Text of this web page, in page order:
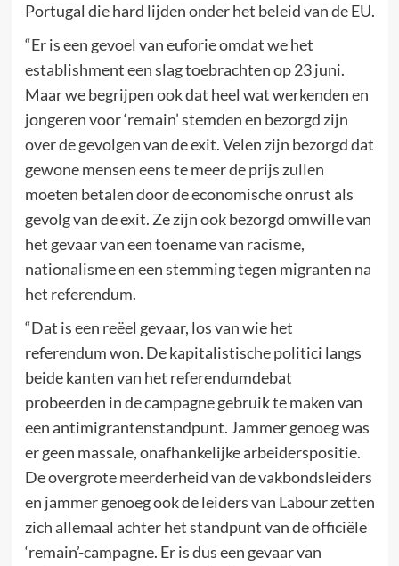
Portugal die hard lijden onder het beleid van de EU.
“Er is een gevoel van euforie omdat we het
establishment een slag toebrachten op 23 juni.
Maar we begrijpen ook dat heel wat werkenden en
jongeren voor ‘remain’ stemden en bezorgd zijn
over de gevolgen van de exit. Velen zijn bezorgd dat
gewone mensen eens te meer de prijs zullen
moeten betalen door de economische onrust als
gevolg van de exit. Ze zijn ook bezorgd omwille van
het gevaar van een toename van racisme,
nationalisme en een stemming tegen migranten na
het referendum.
“Dat is een reëel gevaar, los van wie het
referendum won. De kapitalistische politici langs
beide kanten van het referendumdebat
probeerden in de campagne gebruik te maken van
een antimigrantenstandpunt. Jammer genoeg was
er geen massale, onafhankelijke arbeiderspositie.
De overgrote meerderheid van de vakbondsleiders
en jammer genoeg ook de leiders van Labour zetten
zich allemaal achter het standpunt van de officiële
‘remain’-campagne. Er is dus een gevaar van